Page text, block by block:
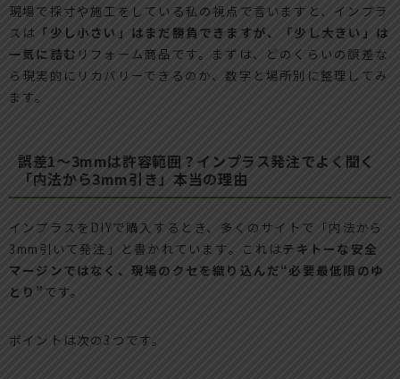
現場で採寸や施工をしている私の視点で言いますと、インプラ
スは 「少し小さい」はまだ勝負できますが、「少し大きい」は
一気に詰む リフォーム商品です。まずは、どのくらいの誤差な
ら現実的にリカバリーできるのか、数字と場所別に整理してみ
ます。
誤差1〜3mmは許容範囲？インプラス発注でよく聞く
「内法から3mm引き」本当の理由
インプラスをDIYで購入するとき、多くのサイトで「内法から
3mm引いて発注」と書かれています。これはテキトーな安全
マージンではなく、現場のクセを織り込んだ“必要最低限のゆ
とり” です。
ポイントは次の3つです。